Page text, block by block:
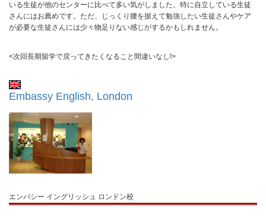
いる生徒が他のセンターに比べて多い気がしました。特に自立している生徒
さんにはお薦めです。ただ、じっくり腰を据えて勉強したい生徒さんやケア
が必要な生徒さんには少々物足りない感じがするかもしれません。
<次回長期留学で戻ってきたくなること間違いなし!>
Embassy English, London
エンバシー イングリッシュ ロンドン校